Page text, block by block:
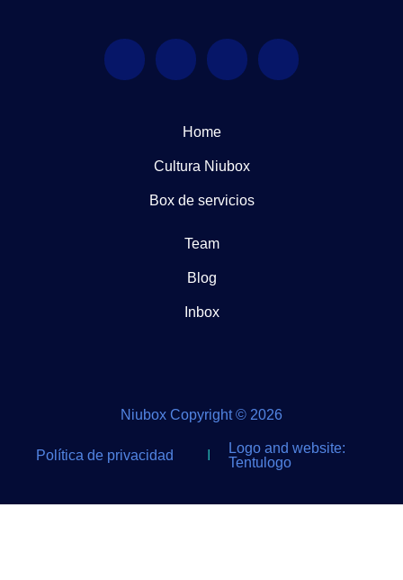
Home
Cultura Niubox
Box de servicios
Team
Blog
Inbox
Niubox Copyright © 2026
Política de privacidad
Logo and website:
Tentulogo